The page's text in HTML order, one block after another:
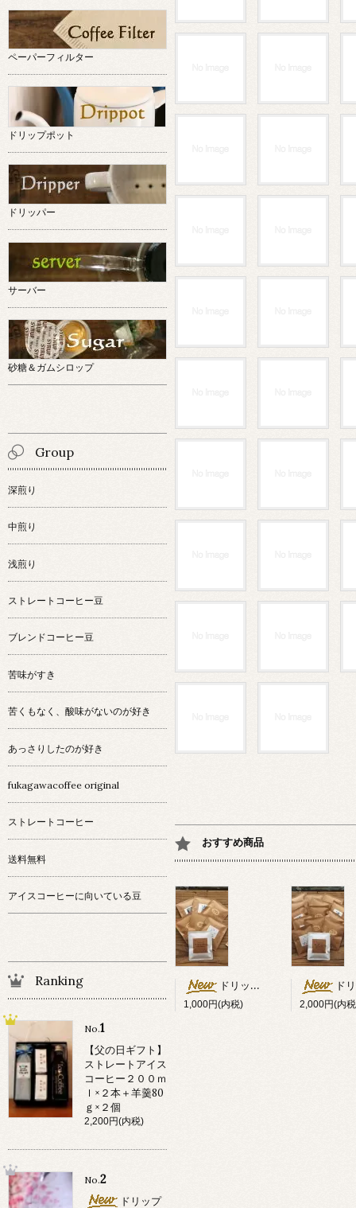
おすすめ商品
ドリップバック 5袋セット送料無料
1,000円(内税)
ドリップバック 12
2,000円(内
ペーパーフィルター
ドリップポット
ドリッパー
サーバー
砂糖＆ガムシロップ
Group
深煎り
中煎り
浅煎り
ストレートコーヒー豆
ブレンドコーヒー豆
苦味がすき
苦くもなく、酸味がないのが好き
あっさりしたのが好き
fukagawacoffee original
ストレートコーヒー
送料無料
アイスコーヒーに向いている豆
Ranking
No.1
【父の日ギフト】
ストレートアイス
コーヒー２００ｍ
ｌ×２本＋羊羹80
ｇ×２個
2,200円(内税)
No.2
ドリップ